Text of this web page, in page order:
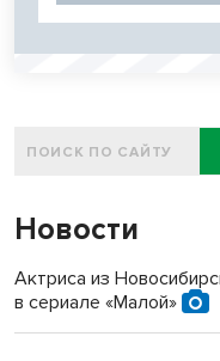
Новости
Актриса из
в сериале «Малой»